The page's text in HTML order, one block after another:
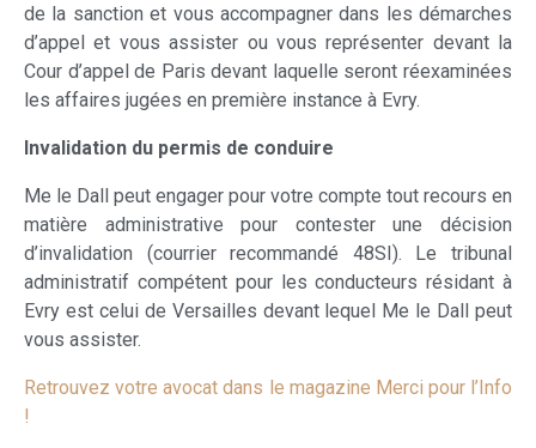
de la sanction et vous accompagner dans les démarches
d’appel et vous assister ou vous représenter devant la
Cour d’appel de Paris devant laquelle seront réexaminées
les affaires jugées en première instance à Evry.
Invalidation du permis de conduire
Me le Dall peut engager pour votre compte tout recours en
matière administrative pour contester une décision
d’invalidation (courrier recommandé 48SI). Le tribunal
administratif compétent pour les conducteurs résidant à
Evry est celui de Versailles devant lequel Me le Dall peut
vous assister.
Retrouvez votre avocat dans le magazine Merci pour l’Info
!